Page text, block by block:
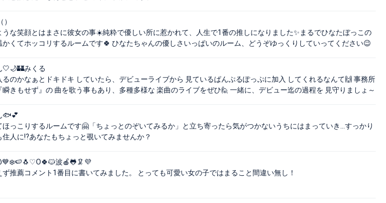
うな笑顔とはまさに彼女の事☀️純粋で優しい所に惹かれて、人生で1番の推しになりました✨まるでひなたぼっこの
かくてホッコリするルームです🍀 ひなたちゃんの優しさいっぱいのルーム、どうぞゆっくりしていってください😉
🤍🌙🏰みくる
るのかなぁとドキドキ していたら、デビューライブから 見ているぱんぷるぽっぷに加入 してくれるなんて🙌 事務所
瞬きもせず』の 曲を歌う事もあり、多種多様な 楽曲のライブをぜひ🙋 一緒に、デビュー迄の過程を 見守りましょ～
🐟💕
ほっこりするルームです🤗「ちょっとのぞいてみるか」と立ち寄ったら気がつかないうちにはまっていき…すっかり
住人に⁉️あなたもちょっと覗いてみませんか？
波🍎🐸🦑💜‪
ず推薦コメント1番目に書いてみました。 とっても可愛い女の子ではまること間違い無し！